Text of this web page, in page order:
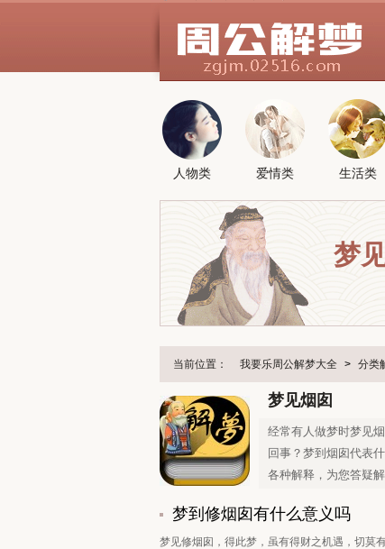
人物类 爱情类 生活类
梦
当前位置： 我要乐周公解梦大全 > 分类
梦见烟囱
经常有人做梦时梦见
回事？梦到烟囱代表
各种解释，为您答疑解
梦到修烟囱有什么意义吗
梦见修烟囱，得此梦，虽有得财之机遇，切莫